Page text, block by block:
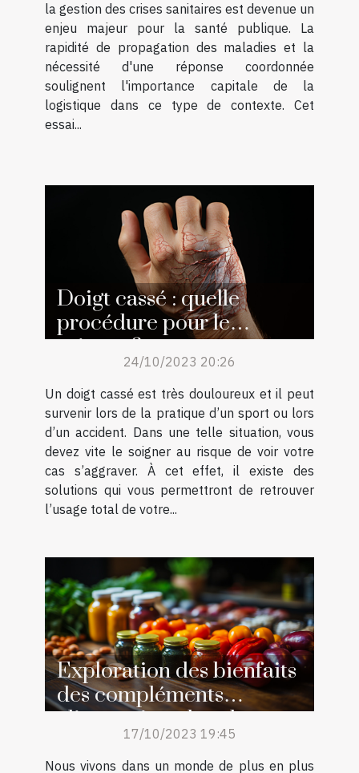
la gestion des crises sanitaires est devenue un
enjeu majeur pour la santé publique. La
rapidité de propagation des maladies et la
nécessité d'une réponse coordonnée
soulignent l'importance capitale de la
logistique dans ce type de contexte. Cet
essai...
Doigt cassé : quelle
procédure pour le
soigner ?
24/10/2023 20:26
Un doigt cassé est très douloureux et il peut
survenir lors de la pratique d’un sport ou lors
d’un accident. Dans une telle situation, vous
devez vite le soigner au risque de voir votre
cas s’aggraver. À cet effet, il existe des
solutions qui vous permettront de retrouver
l’usage total de votre...
Exploration des bienfaits
des compléments
alimentaires dans la
prévention du burn-out
17/10/2023 19:45
Nous vivons dans un monde de plus en plus